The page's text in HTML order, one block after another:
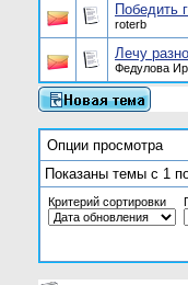
Победить
roterb
Лечу
Федулова
Опции просмотра
Показаны темы с 1
Критерий сортировки